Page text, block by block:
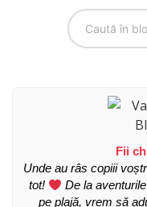
Fii
Unde au râs copiii
tot!
De la
pe plajă, vrem să